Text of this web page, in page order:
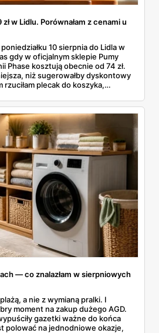
w Lidlu. Porównałam z cenami u
10 sierpnia do Lidla w
gdy w oficjalnym sklepie Pumy
Phase kosztują obecnie od 74 zł.
niż sugerowałby dyskontowy
plecak do koszyka,
sprzedaje Lidl, ile kosztują
i komu ten zakup naprawdę
— co znalazłam w sierpniowych
a nie z wymianą pralki. I
moment na zakup dużego AGD.
gazetki ważne do końca
polować na jednodniowe okazje,